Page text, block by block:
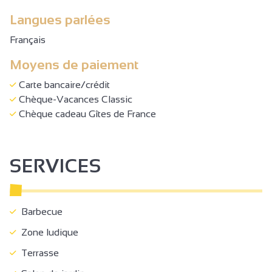
Langues parlées
Français
Moyens de paiement
Carte bancaire/crédit
Chèque-Vacances Classic
Chèque cadeau Gîtes de France
SERVICES
Barbecue
Zone ludique
Terrasse